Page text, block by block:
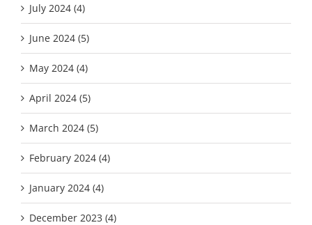
July 2024 (4)
June 2024 (5)
May 2024 (4)
April 2024 (5)
March 2024 (5)
February 2024 (4)
January 2024 (4)
December 2023 (4)